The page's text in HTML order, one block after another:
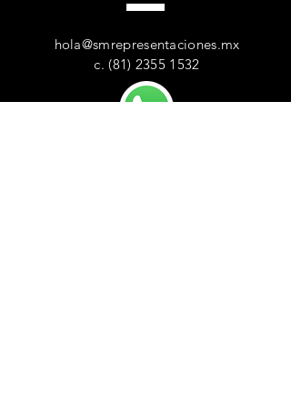
hola@smrepresentaciones.mx
c. ‭(81) 2355 1532